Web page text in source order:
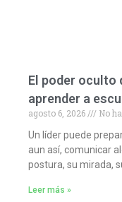
El poder oculto
aprender a
agosto 6, 2026
No
Un líder puede
aun así, comunicar
postura, su mirada,
Leer más »